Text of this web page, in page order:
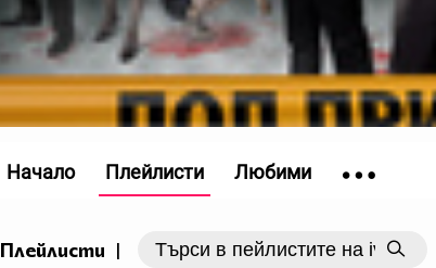
Плейлисти |
Начало Плейлисти Любими